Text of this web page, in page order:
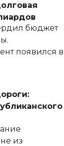
бюджет
появился в
из